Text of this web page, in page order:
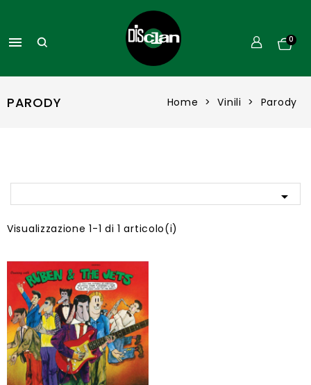
 0
PARODY Home Vinili Parody

Visualizzazione 1-1 di 1 articolo(i)